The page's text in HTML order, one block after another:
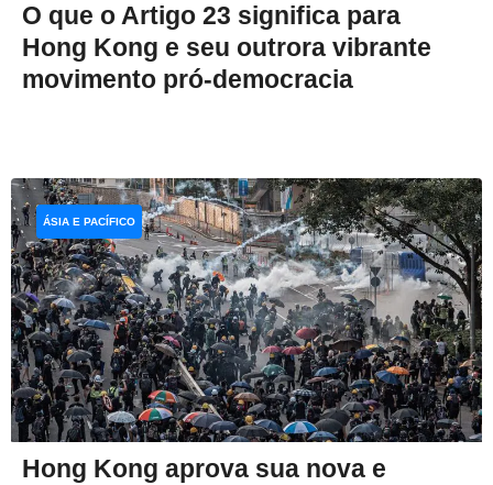
O que o Artigo 23 significa para
Hong Kong e seu outrora vibrante
movimento pró-democracia
Hong Kong aprova sua nova e
ÁSIA E PACÍFICO